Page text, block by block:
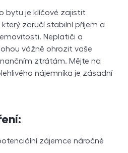
bytu je klíčové zajistit
zaručí stabilní příjem a
Neplatiči a
vážně ohrozit vaše
ztrátám. Mějte na
nájemníka je zásadní
zájemce náročné